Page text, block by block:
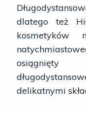
dlatego też
delikatnymi